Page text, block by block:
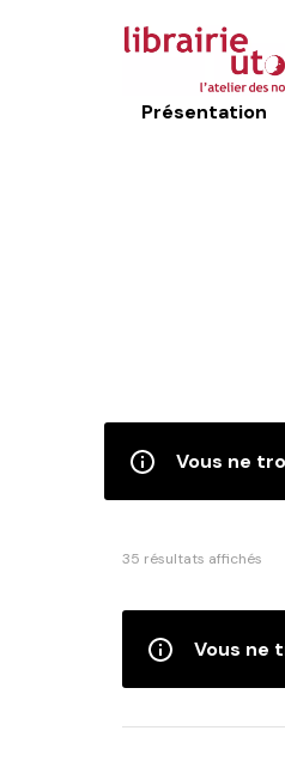
Présentation
Vous ne
35 résultats affichés
au
Vous ne